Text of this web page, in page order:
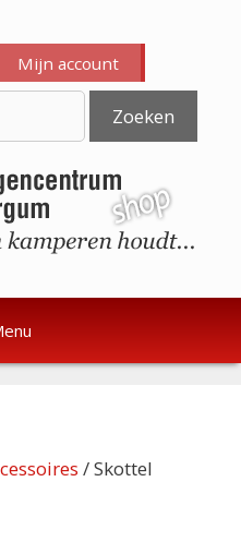
Mijn account
Zoeken
/ Skottel